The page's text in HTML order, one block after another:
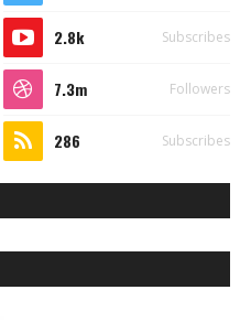
2.8k Subscribes
7.3m Followers
286 Subscribes